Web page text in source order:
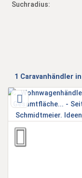
Suchradius:
1 Caravanhändler